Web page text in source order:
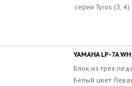
серия Tyros (3,
YAMAHA LP-7A WH
Блок из трех
Белый цвет